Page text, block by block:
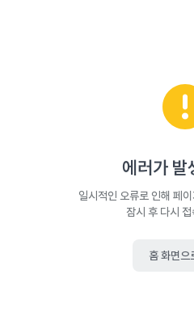
에러가 발
일시적인 오류로 인해 페
잠시 후 다시
홈 화면으